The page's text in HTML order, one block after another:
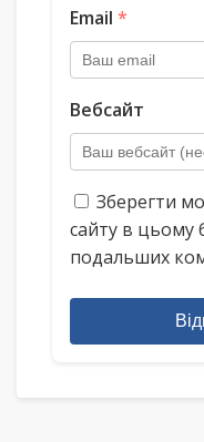
Email *
Вебсайт
Зберегти
сайту в цьому
подальших